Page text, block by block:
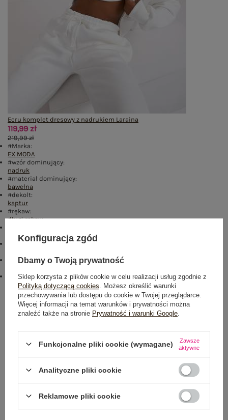
Ecru komplet dresowy z nadrukiem Laraina
119,99 zł
219,99 zł
#Marka:
EX MODA
#wzór dominujący:
nadruk
#materiał dominujący:
bawełna
#dekolt:
kaptur
#rękaw:
długi rękaw
długa
#cechy dodatkowe:
Kolory:
#skład materiału :
70% bawełna,30% poliester
Rozmiar: One size
Centrum Logistyczne Nadarzyn
NEWSLETTER
Konfiguracja zgód
Dbamy o Twoją prywatność
Sklep korzysta z plików cookie w celu realizacji usług zgodnie z
Polityką dotyczącą cookies . Możesz określić warunki
przechowywania lub dostępu do cookie w Twojej przeglądarce.
Więcej informacji na temat warunków i prywatności można
znaleźć także na stronie Prywatność i warunki Google
Funkcjonalne pliki cookie (wymagane)
Zawsze
aktywne
Analityczne pliki cookie
Reklamowe pliki cookie